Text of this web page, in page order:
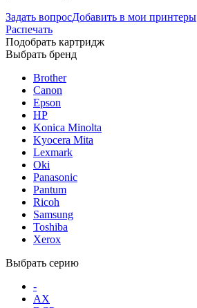
Задать вопросДобавить в мои принтеры
Распечать
Подобрать картридж
Выбрать бренд
Brother
Canon
Epson
HP
Konica Minolta
Kyocera Mita
Lexmark
Oki
Panasonic
Pantum
Ricoh
Samsung
Toshiba
Xerox
Выбрать серию
-
AX